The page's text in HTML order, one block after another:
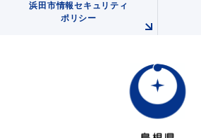
浜田市情報セキュリティ
ポリシー